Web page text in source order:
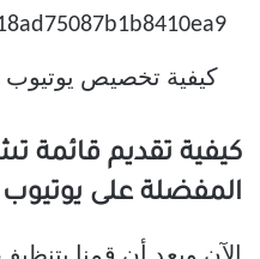
كيفية تقديم قائمة
المفضلة على يوتيوب